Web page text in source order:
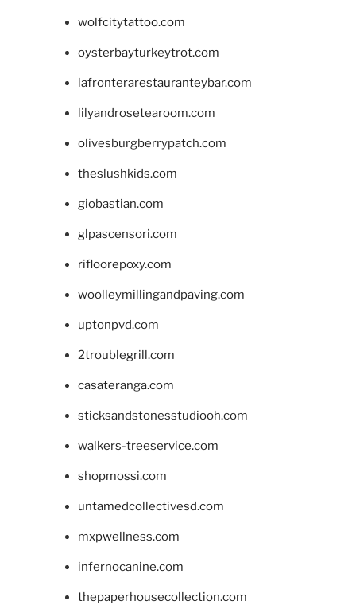
wolfcitytattoo.com
oysterbayturkeytrot.com
lafronterarestauranteybar.com
lilyandrosetearoom.com
olivesburgberrypatch.com
theslushkids.com
giobastian.com
glpascensori.com
rifloorepoxy.com
woolleymillingandpaving.com
uptonpvd.com
2troublegrill.com
casateranga.com
sticksandstonesstudiooh.com
walkers-treeservice.com
shopmossi.com
untamedcollectivesd.com
mxpwellness.com
infernocanine.com
thepaperhousecollection.com